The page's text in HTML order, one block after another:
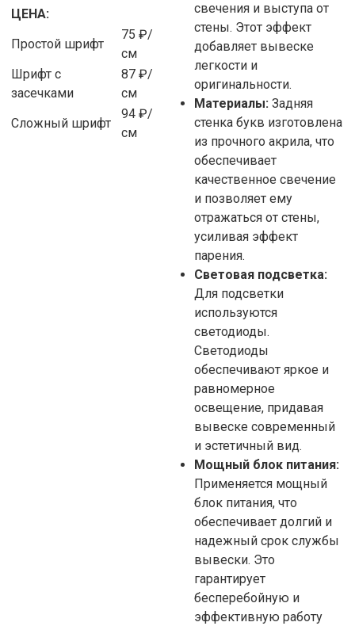
ЦЕНА:
Простой шрифт
75 ₽/
см
Шрифт с
засечками
87 ₽/
см
Сложный шрифт
94 ₽/
см
свечения и выступа от
стены. Этот эффект
добавляет вывеске
легкости и
оригинальности.
Материалы: Задняя
стенка букв изготовлена
из прочного акрила, что
обеспечивает
качественное свечение
и позволяет ему
отражаться от стены,
усиливая эффект
парения.
Световая подсветка:
Для подсветки
используются
светодиоды.
Светодиоды
обеспечивают яркое и
равномерное
освещение, придавая
вывеске современный
и эстетичный вид.
Мощный блок питания:
Применяется мощный
блок питания, что
обеспечивает долгий и
надежный срок службы
вывески. Это
гарантирует
бесперебойную и
эффективную работу